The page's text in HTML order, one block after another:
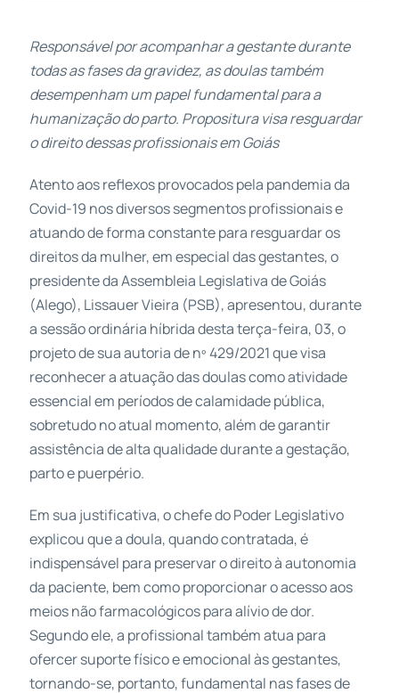
Responsável por acompanhar a gestante durante
todas as fases da gravidez, as doulas também
desempenham um papel fundamental para a
humanização do parto. Propositura visa resguardar
o direito dessas profissionais em Goiás
Atento aos reflexos provocados pela pandemia da
Covid-19 nos diversos segmentos profissionais e
atuando de forma constante para resguardar os
direitos da mulher, em especial das gestantes, o
presidente da Assembleia Legislativa de Goiás
(Alego), Lissauer Vieira (PSB), apresentou, durante
a sessão ordinária híbrida desta terça-feira, 03, o
projeto de sua autoria de nº 429/2021 que visa
reconhecer a atuação das doulas como atividade
essencial em períodos de calamidade pública,
sobretudo no atual momento, além de garantir
assistência de alta qualidade durante a gestação,
parto e puerpério.
Em sua justificativa, o chefe do Poder Legislativo
explicou que a doula, quando contratada, é
indispensável para preservar o direito à autonomia
da paciente, bem como proporcionar o acesso aos
meios não farmacológicos para alívio de dor.
Segundo ele, a profissional também atua para
ofercer suporte físico e emocional às gestantes,
tornando-se, portanto, fundamental nas fases de